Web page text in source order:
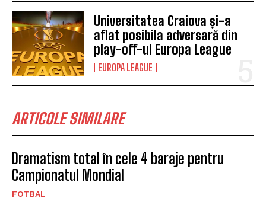
Universitatea Craiova și-a
aflat posibila adversară din
play-off-ul Europa League
EUROPA LEAGUE
ARTICOLE SIMILARE
Dramatism total în cele 4 baraje pentru
Campionatul Mondial
FOTBAL